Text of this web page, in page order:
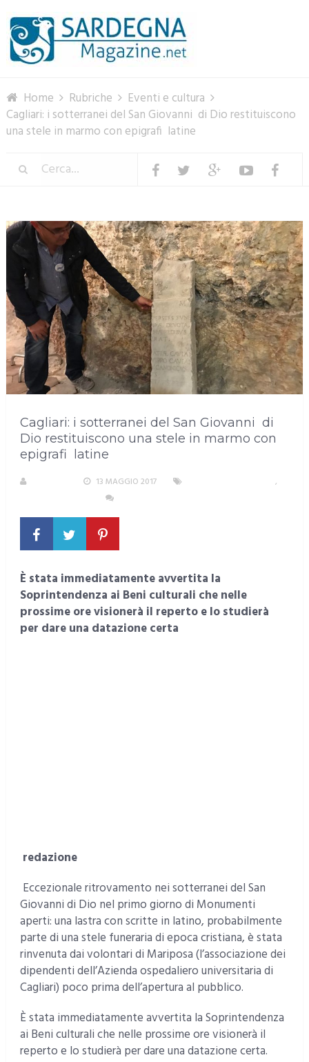
Home Rubriche
Eventi e cultura
Cagliari: i sotterranei del San Giovanni di Dio restituiscono
una stele in marmo con epigrafi latine
Cagliari: i sotterranei del San Giovanni di
Dio restituiscono una stele in marmo con
epigrafi latine
13 MAGGIO 2017
,
È stata immediatamente avvertita la
Soprintendenza ai Beni culturali che nelle
prossime ore visionerà il reperto e lo studierà
per dare una datazione certa
redazione
Eccezionale ritrovamento nei sotterranei del San
Giovanni di Dio nel primo giorno di Monumenti
aperti: una lastra con scritte in latino, probabilmente
parte di una stele funeraria di epoca cristiana, è stata
rinvenuta dai volontari di Mariposa (l’associazione dei
dipendenti dell’Azienda ospedaliero universitaria di
Cagliari) poco prima dell’apertura al pubblico.
È stata immediatamente avvertita la Soprintendenza
ai Beni culturali che nelle prossime ore visionerà il
reperto e lo studierà per dare una datazione certa.